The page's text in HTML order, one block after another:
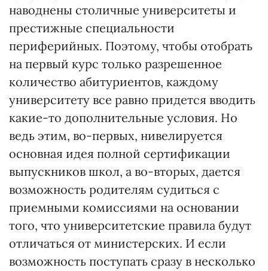
наводнены столичные университеты и
престижные специальности
периферийных. Поэтому, чтобы отобрать
на первый курс только разрешенное
количество абитуриентов, каждому
университету все равно придется вводить
какие-то дополнительные условия. Но
ведь этим, во-первых, нивелируется
основная идея полной сертификации
выпускников школ, а во-вторых, дается
возможность родителям судиться с
приемными комиссиями на основании
того, что университетские правила будут
отличаться от министерских. И если
возможность поступать сразу в несколько